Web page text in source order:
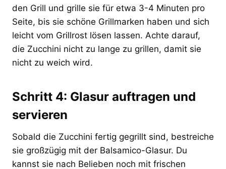
den Grill und grille sie für etwa 3-4 Minuten pro
Seite, bis sie schöne Grillmarken haben und sich
leicht vom Grillrost lösen lassen. Achte darauf,
die Zucchini nicht zu lange zu grillen, damit sie
nicht zu weich wird.
Schritt 4: Glasur auftragen und
servieren
Sobald die Zucchini fertig gegrillt sind, bestreiche
sie großzügig mit der Balsamico-Glasur. Du
kannst sie nach Belieben noch mit frischen